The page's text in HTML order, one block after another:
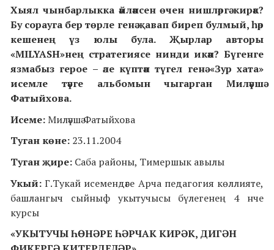
Хыял чынбарлыкка әйләнсен өчен нишләргә кирәк?
Бу сорауга бер төрле генә җавап биреп булмый, һәр
кешенең үз юлы була. Җырлар авторы
«MILYASH»нең стратегиясе нинди икән? Бүгенге
язмабыз герое – әле күптән түгел генә «Зур хата»
исемле тәүге альбомын чыгарган Миләүшә
Фатыйхова.
Исеме:Миләүшә Фатыйхова
Туган көне: 23.11.2004
Туган җире: Саба районы, Тимершык авылы
Укый: Г.Тукай исемендәге Арча педагогия көллияте,
башлангыч сыйныф укытучысы бүлегенең 4 нче
курсы
«УКЫТУЧЫ ҺӨНӘРЕ ҺӘРЧАК КИРӘК, ДИГӘН